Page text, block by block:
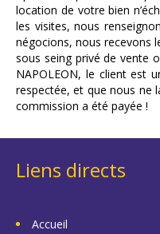
location de votre bien
les visites, nous
négocions, nous recevons
sous seing privé de vente
NAPOLEON, le client est
respectée, et que nous ne
commission a été payée !
Liens directs
Accueil